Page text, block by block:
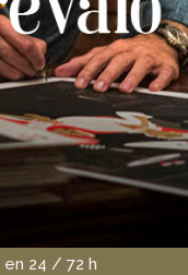
en 24 / 72 h